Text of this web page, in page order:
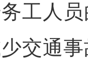
工人
交通